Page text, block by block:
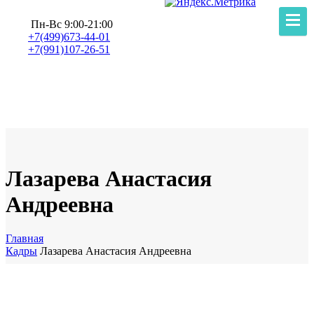
Пн-Вс 9:00-21:00
+7(499)673-44-01
+7(991)107-26-51
Лазарева Анастасия
Андреевна
Главная
Кадры Лазарева Анастасия Андреевна